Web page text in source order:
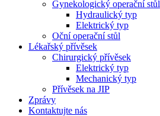
Gynekologický operační stůl
Hydraulický typ
Elektrický typ
Oční operační stůl
Lékařský přívěsek
Chirurgický přívěsek
Elektrický typ
Mechanický typ
Přívěsek na JIP
Zprávy
Kontaktujte nás